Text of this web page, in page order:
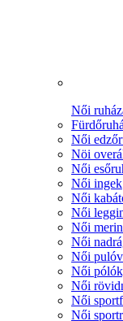
Női
Női
Nöi
Női
Női ingek
Női
Női
Női
Női
Női
Női
Női
Női
Női